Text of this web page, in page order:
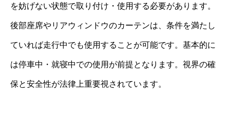
を妨げない状態で取り付け・使用する必要があります。
後部座席やリアウィンドウのカーテンは、条件を満たし
ていれば走行中でも使用することが可能です。基本的に
は停車中・就寝中での使用が前提となります。視界の確
保と安全性が法律上重要視されています。